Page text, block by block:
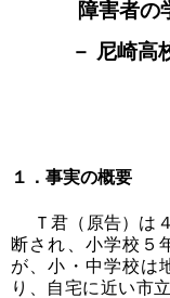
障害者の
－ 尼崎高
１．事実の概要
Ｔ君（原告）は
断され、小学校５
が、小・中学校は
り、自宅に近い市